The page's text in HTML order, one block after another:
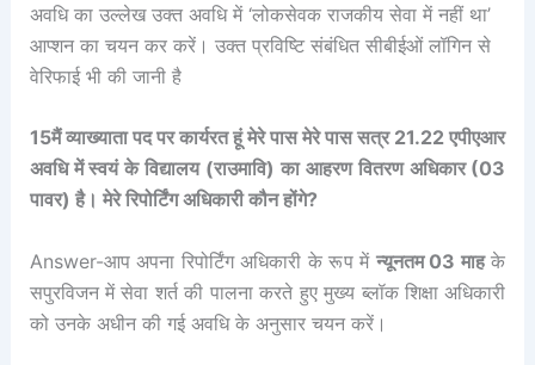
अवधि का उल्लेख उक्त अवधि में ‘लोकसेवक राजकीय सेवा में नहीं था’
आप्शन का चयन कर करें। उक्त प्रविष्टि संबंधित सीबीईओं लॉगिन से
वेरिफाई भी की जानी है
15मैं व्याख्याता पद पर कार्यरत हूं मेरे पास मेरे पास सत्र 21.22 एपीएआर
अवधि में स्वयं के विद्यालय (राउमावि) का आहरण वितरण अधिकार (03
पावर) है। मेरे रिपोर्टिंग अधिकारी कौन होंगे?
Answer-आप अपना रिपोर्टिंग अधिकारी के रूप में न्यूनतम 03 माहके
सपुरविजन में सेवा शर्त की पालना करते हुए मुख्य ब्लॉक शिक्षा अधिकारी
को उनके अधीन की गई अवधि के अनुसार चयन करें।